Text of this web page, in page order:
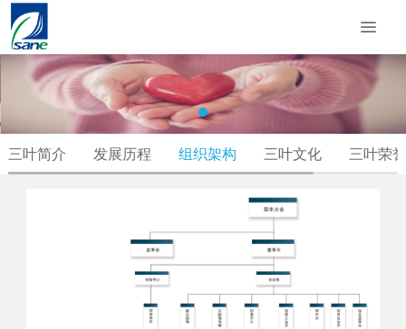
三叶简介 发展历程 组织架构 三叶文化 三叶荣誉